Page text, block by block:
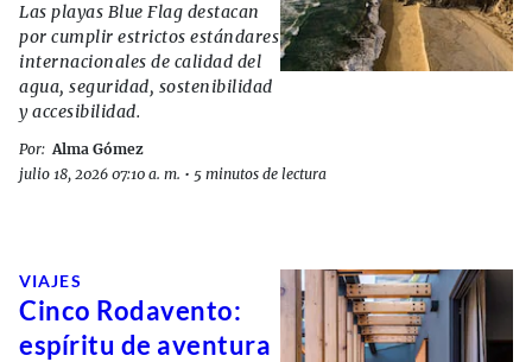
Las playas Blue Flag destacan
por cumplir estrictos estándares
internacionales de calidad del
agua, seguridad, sostenibilidad
y accesibilidad.
Por: Alma Gómez
julio 18, 2026 07:10 a. m. • 5 minutos de lectura
VIAJES
Cinco Rodavento:
espíritu de aventura